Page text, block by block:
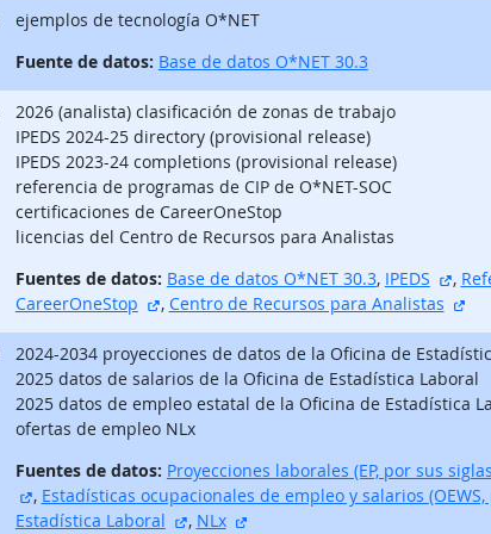
ejemplos de tecnología O*NET
Fuente de datos: Base de datos O*NET 30.3
2026 (analista) clasificación de zonas de trabajo
IPEDS 2024-25 directory (provisional release)
IPEDS 2023-24 completions (provisional release)
referencia de programas de CIP de O*NET-SOC
certificaciones de CareerOneStop
licencias del Centro de Recursos para Analistas
Fuentes de datos: Base de datos O*NET 30.3, IPEDS sitio
,
CareerOneStop
sitio externo
, Centro de Recursos para Analistas
2024-2034 proyecciones de datos de la Oficina de
2025 datos de salarios de la Oficina de Estadística Laboral
2025 datos de empleo estatal de la Oficina de Estadística
ofertas de empleo NLx
Fuentes de datos: Proyecciones laborales (EP, por sus
sitio externo
, Estadísticas ocupacionales de empleo y salarios
Estadística Laboral
sitio externo
, NLx